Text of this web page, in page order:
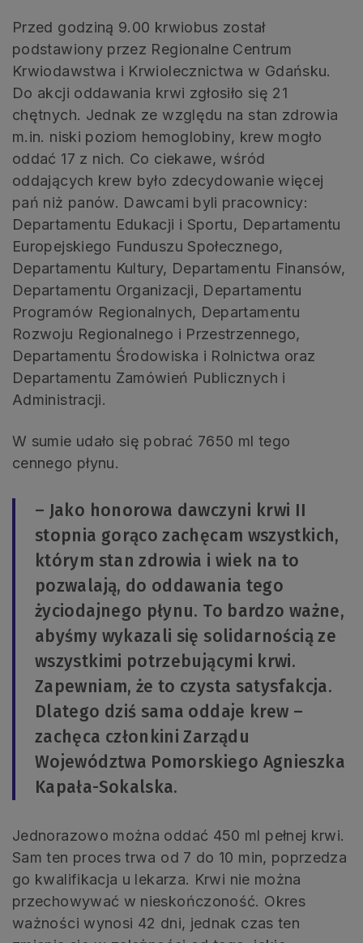
Przed godziną 9.00 krwiobus został
podstawiony przez Regionalne Centrum
Krwiodawstwa i Krwiolecznictwa w Gdańsku.
Do akcji oddawania krwi zgłosiło się 21
chętnych. Jednak ze względu na stan zdrowia
m.in. niski poziom hemoglobiny, krew mogło
oddać 17 z nich. Co ciekawe, wśród
oddających krew było zdecydowanie więcej
pań niż panów. Dawcami byli pracownicy:
Departamentu Edukacji i Sportu, Departamentu
Europejskiego Funduszu Społecznego,
Departamentu Kultury, Departamentu Finansów,
Departamentu Organizacji, Departamentu
Programów Regionalnych, Departamentu
Rozwoju Regionalnego i Przestrzennego,
Departamentu Środowiska i Rolnictwa oraz
Departamentu Zamówień Publicznych i
Administracji.
W sumie udało się pobrać 7650 ml tego
cennego płynu.
– Jako honorowa dawczyni krwi II
stopnia gorąco zachęcam wszystkich,
którym stan zdrowia i wiek na to
pozwalają, do oddawania tego
życiodajnego płynu. To bardzo ważne,
abyśmy wykazali się solidarnością ze
wszystkimi potrzebującymi krwi.
Zapewniam, że to czysta satysfakcja.
Dlatego dziś sama oddaje krew –
zachęca członkini Zarządu
Województwa Pomorskiego Agnieszka
Kapała-Sokalska.
Jednorazowo można oddać 450 ml pełnej krwi.
Sam ten proces trwa od 7 do 10 min, poprzedza
go kwalifikacja u lekarza. Krwi nie można
przechowywać w nieskończoność. Okres
ważności wynosi 42 dni, jednak czas ten